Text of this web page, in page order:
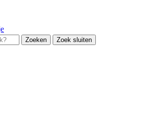
Zoeken Zoek sluiten